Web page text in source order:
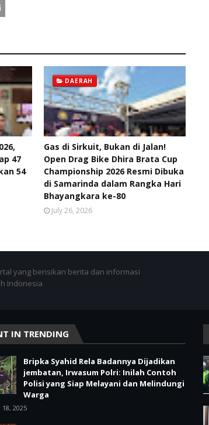
47
54
DAERAH
Gas di Sirkuit, Bukan di Jalan!
Open Drag Bike Dhira Brata Cup
Championship 2026 Resmi Dibuka
di Samarinda dalam Rangka Hari
Bhayangkara ke-80
July 26, 2026
yang berisikan berita dan informasi
Indonesia
IN TRENDING
Bripka Syahid Rela Badannya Dijadikan
jembatan, Irwasum Polri: Inilah Contoh
Polisi yang Siap Melayani dan Melindungi
Warga
18, 2025